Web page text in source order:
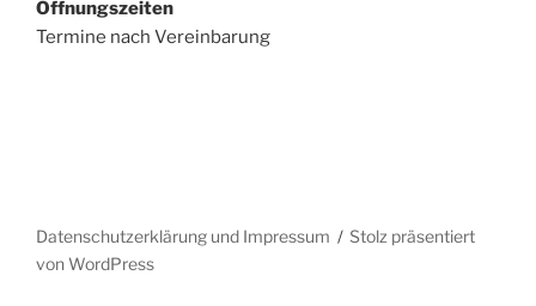
Öffnungszeiten
Termine nach Vereinbarung
Datenschutzerklärung und Impressum
Stolz präsentiert
von WordPress